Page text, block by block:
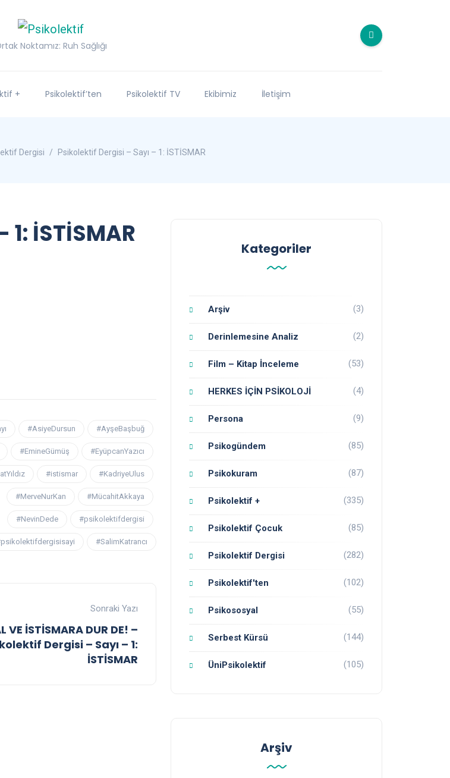
Noktamız: Ruh Sağlığı
+ Psikolektif’ten Psikolektif TV Ekibimiz İletişim
Dergisi Psikolektif Dergisi – Sayı – 1: İSTİSMAR
İSTİSMAR
#AsiyeDursun #AyşeBaşbuğ
#EmineGümüş #EyüpcanYazıcı
#istismar #KadriyeUlus
#MerveNurKan #MücahitAkkaya
#NevinDede #psikolektifdergisi
#SalimKatrancı
Sonraki Yazı
VE İSTİSMARA DUR DE! –
Dergisi – Sayı – 1:
İSTİSMAR
Kategoriler
Arşiv (3)
Derinlemesine Analiz (2)
Film – Kitap İnceleme (53)
HERKES İÇİN PSİKOLOJİ (4)
Persona (9)
Psikogündem (85)
Psikokuram (87)
Psikolektif + (335)
Psikolektif Çocuk (85)
Psikolektif Dergisi (282)
Psikolektif'ten (102)
Psikososyal (55)
Serbest Kürsü (144)
ÜniPsikolektif (105)
Arşiv